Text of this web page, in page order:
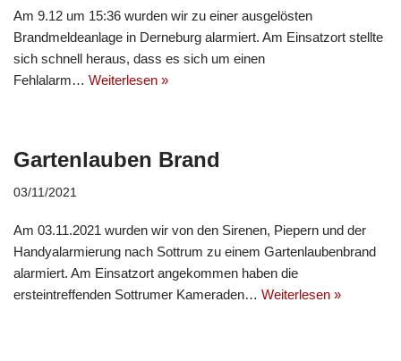
Am 9.12 um 15:36 wurden wir zu einer ausgelösten
Brandmeldeanlage in Derneburg alarmiert. Am Einsatzort stellte
sich schnell heraus, dass es sich um einen
Fehlalarm… Weiterlesen »
Gartenlauben Brand
03/11/2021
Am 03.11.2021 wurden wir von den Sirenen, Piepern und der
Handyalarmierung nach Sottrum zu einem Gartenlaubenbrand
alarmiert. Am Einsatzort angekommen haben die
ersteintreffenden Sottrumer Kameraden… Weiterlesen »